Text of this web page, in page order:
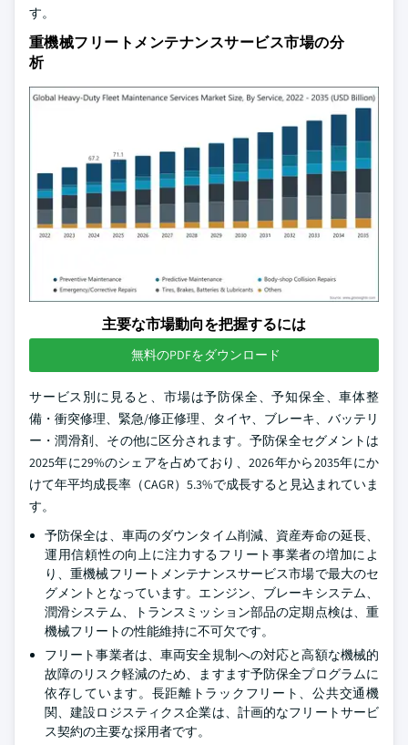
す。
重機械フリートメンテナンスサービス市場の分
析
主要な市場動向を把握するには
無料のPDFをダウンロード
サービス別に見ると、市場は予防保全、予知保全、車体整
備・衝突修理、緊急/修正修理、タイヤ、ブレーキ、バッテリ
ー・潤滑剤、その他に区分されます。予防保全セグメントは
2025年に29%のシェアを占めており、2026年から2035年にか
けて年平均成長率（CAGR）5.3%で成長すると見込まれていま
す。
予防保全は、車両のダウンタイム削減、資産寿命の延長、
運用信頼性の向上に注力するフリート事業者の増加によ
り、重機械フリートメンテナンスサービス市場で最大のセ
グメントとなっています。エンジン、ブレーキシステム、
潤滑システム、トランスミッション部品の定期点検は、重
機械フリートの性能維持に不可欠です。
フリート事業者は、車両安全規制への対応と高額な機械的
故障のリスク軽減のため、ますます予防保全プログラムに
依存しています。長距離トラックフリート、公共交通機
関、建設ロジスティクス企業は、計画的なフリートサービ
ス契約の主要な採用者です。